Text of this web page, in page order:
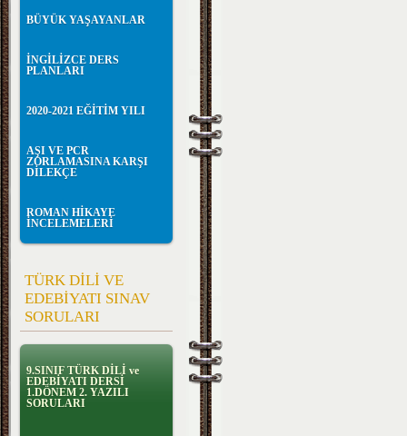
BÜYÜK YAŞAYANLAR
İNGİLİZCE DERS
PLANLARI
2020-2021 EĞİTİM YILI
AŞI VE PCR
ZORLAMASINA KARŞI
DİLEKÇE
ROMAN HİKAYE
İNCELEMELERİ
TÜRK DİLİ VE
EDEBİYATI SINAV
SORULARI
9.SINIF TÜRK DİLİ ve
EDEBİYATI DERSİ
1.DÖNEM 2. YAZILI
SORULARI